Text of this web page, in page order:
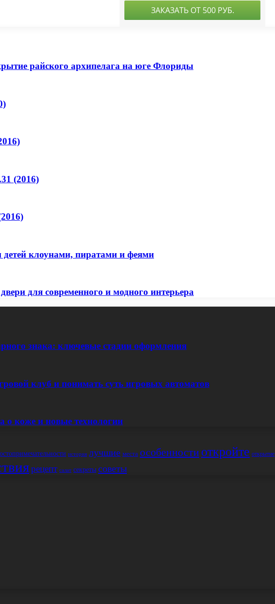
райского архипелага на юге Флориды
(2016)
детей клоунами, пиратами и феями
для современного и модного интерьера
знака: ключевые стадии оформления
клуб и понимать суть игровых автоматов
о коже и новые технологии
история лучшие места особенности откройте открытие
рецепт салат секреты советы